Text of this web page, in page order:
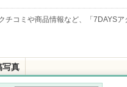
チコミや商品情報など、「 7DAYSア
写真